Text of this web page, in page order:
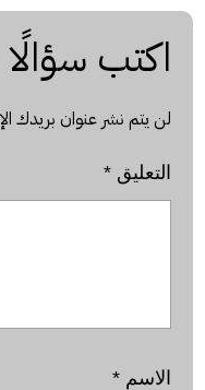
اكتب سؤالًا
لن يتم نشر عنوان بريدك
التعليق*
الاسم*